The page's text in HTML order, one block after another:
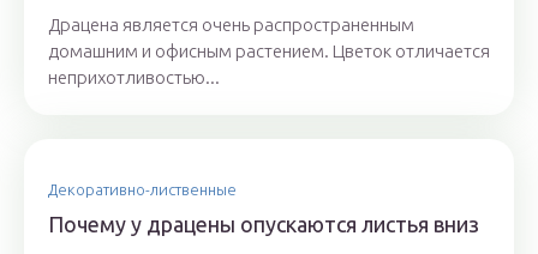
Драцена является очень распространенным
домашним и офисным растением. Цветок отличается
неприхотливостью...
Декоративно-лиственные
Почему у драцены опускаются листья вниз